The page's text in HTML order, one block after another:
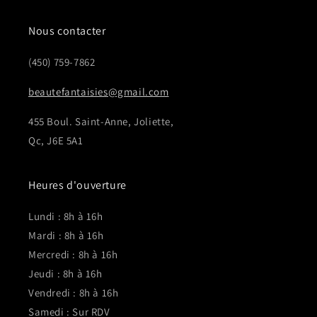
Nous contacter
(450) 759-7862
beautefantaisies@gmail.com
455 Boul. Saint-Anne, Joliette,
Qc, J6E 5A1
Heures d'ouverture
Lundi : 8h à 16h
Mardi : 8h à 16h
Mercredi : 8h à 16h
Jeudi : 8h à 16h
Vendredi : 8h à 16h
Samedi : Sur RDV